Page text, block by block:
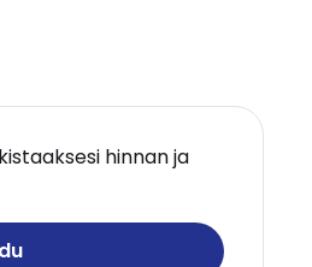
hinnan ja